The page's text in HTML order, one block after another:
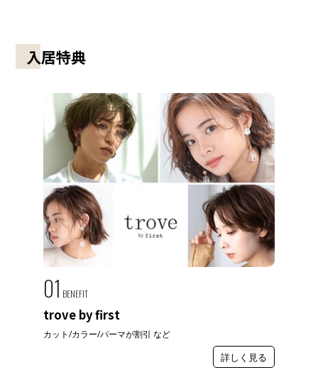
入居特典
01 BENEFIT
trove by first
カット/カラー/パーマが割引 など
詳しく見る